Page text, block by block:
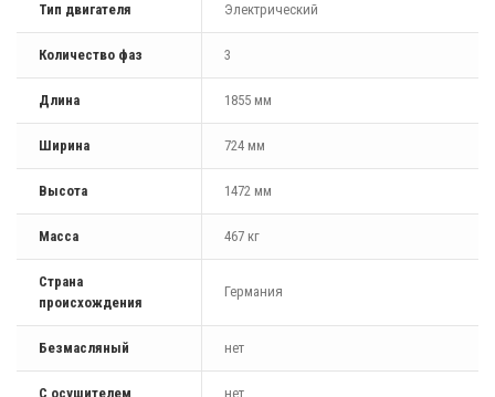
Тип двигателя Электрический
Количество фаз 3
Длина 1855 мм
Ширина 724 мм
Высота 1472 мм
Масса 467 кг
Страна
происхождения
Германия
Безмасляный нет
С осушителем нет